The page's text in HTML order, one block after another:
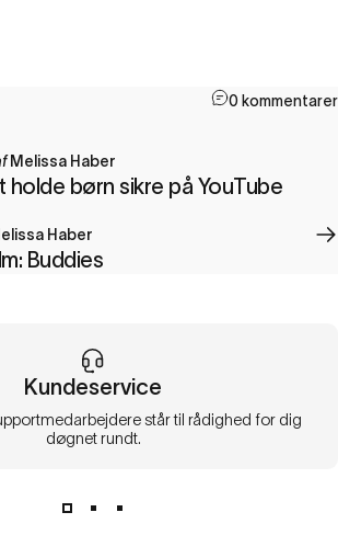
0 kommentarer
Melissa Haber
holde børn sikre på YouTube
Haber
Buddies
Kundeservice
står til rådighed for dig
døgnet rundt.